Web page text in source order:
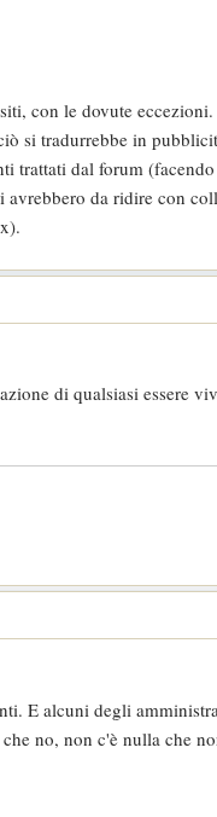
con le dovute
si tradurrebbe in
trattati dal forum
da ridire con
di qualsiasi essere
E alcuni degli
no, non c'è nulla che